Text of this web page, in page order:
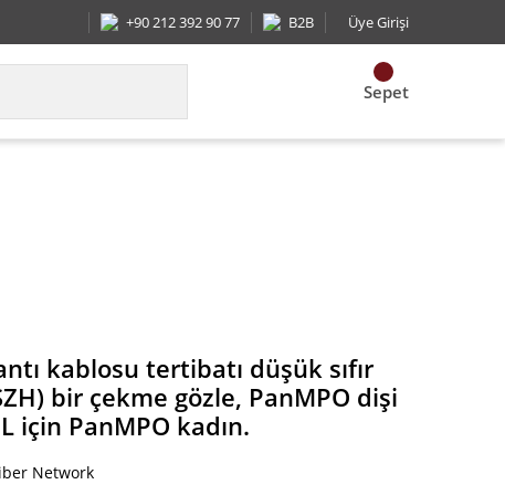
+90 212 392 90 77 B2B Üye Girişi
Sepet
kablosu tertibatı düşük sıfır
bir çekme gözle, PanMPO dişi
için PanMPO kadın.
Network